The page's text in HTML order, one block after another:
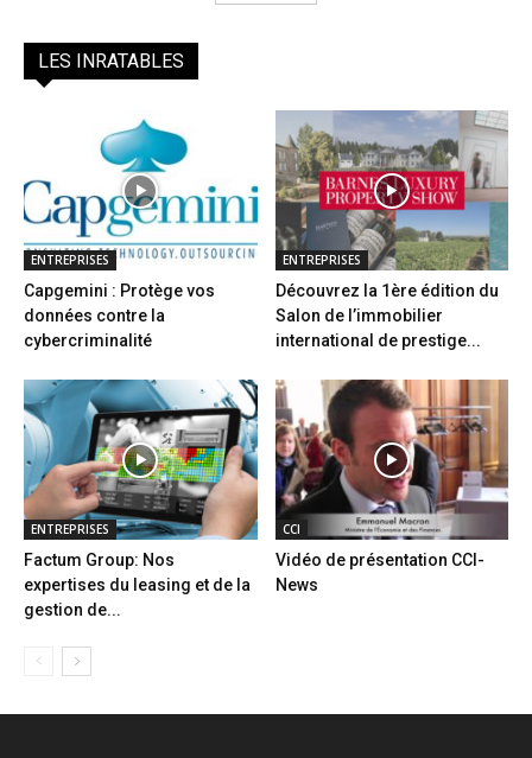
LES INRATABLES
ENTREPRISES
Capgemini : Protège vos
données contre la
cybercriminalité
ENTREPRISES
Découvrez la 1ère édition du
Salon de l’immobilier
international de prestige...
ENTREPRISES
Factum Group: Nos
expertises du leasing et de la
gestion de...
CCI
Vidéo de présentation CCI-
News